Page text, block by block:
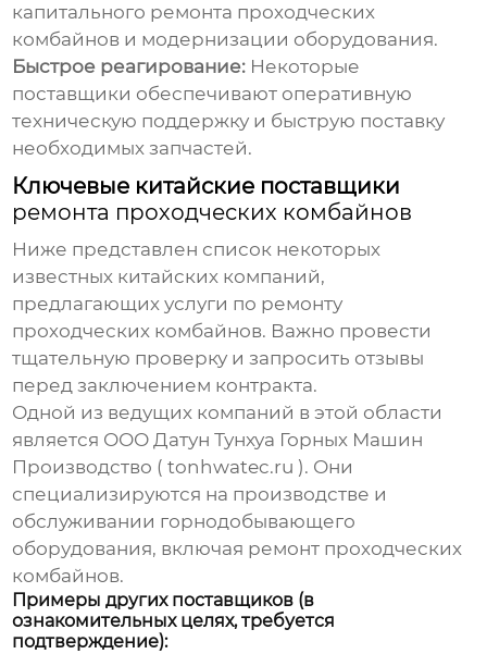
капитального ремонта проходческих
комбайнов и модернизации оборудования.
Быстрое реагирование: Некоторые
поставщики обеспечивают оперативную
техническую поддержку и быструю поставку
необходимых запчастей.
Ключевые китайские поставщики
ремонта проходческих комбайнов
Ниже представлен список некоторых
известных китайских компаний,
предлагающих услуги по ремонту
проходческих комбайнов. Важно провести
тщательную проверку и запросить отзывы
перед заключением контракта.
Одной из ведущих компаний в этой области
является ООО Датун Тунхуа Горных Машин
Производство (tonhwatec.ru ). Они
специализируются на производстве и
обслуживании горнодобывающего
оборудования, включая ремонт проходческих
комбайнов.
Примеры других поставщиков (в
ознакомительных целях, требуется
подтверждение):